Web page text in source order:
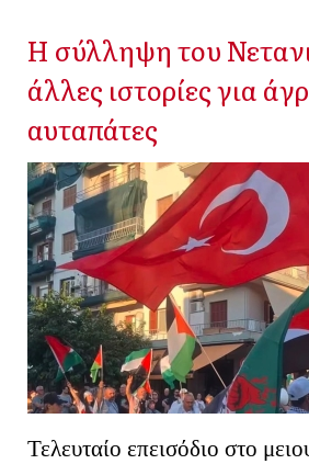
Η σύλληψη του
άλλες ιστορίες για
αυταπάτες
Τελευταίο επεισόδιο στο